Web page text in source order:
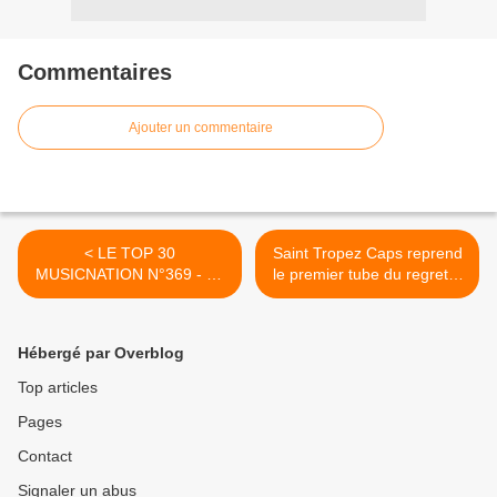
Commentaires
Ajouter un commentaire
< LE TOP 30
MUSICNATION N°369 - 10
JUILLET 2022
Saint Tropez Caps reprend
le premier tube du regretté
Falco ! >
Hébergé par Overblog
Top articles
Pages
Contact
Signaler un abus